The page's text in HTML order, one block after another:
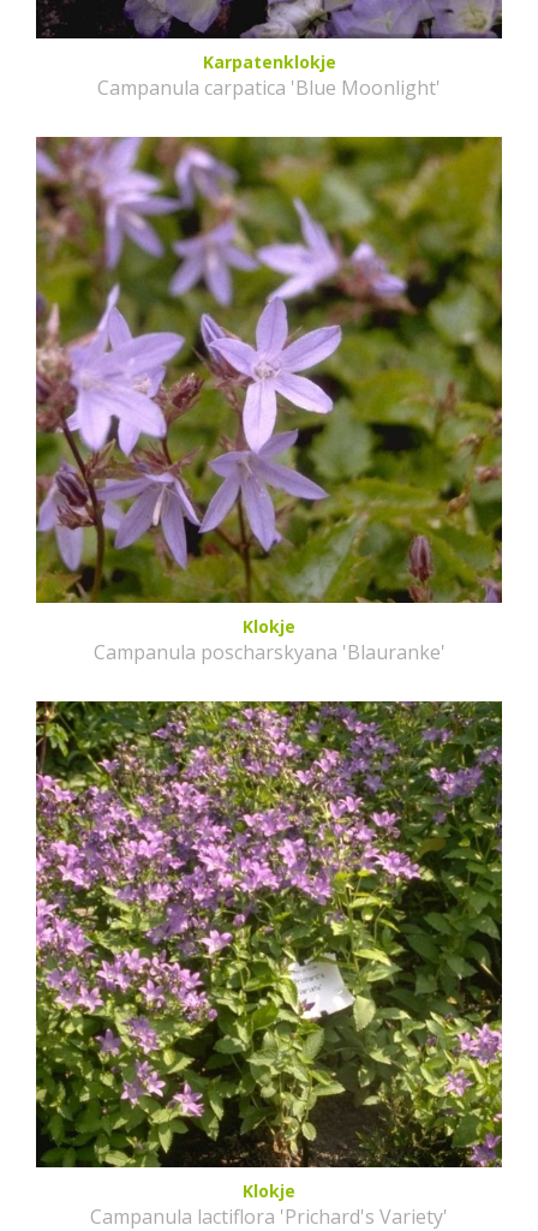
Karpatenklokje
Campanula carpatica 'Blue Moonlight'
Klokje
Campanula poscharskyana 'Blauranke'
Klokje
Campanula lactiflora 'Prichard's Variety'